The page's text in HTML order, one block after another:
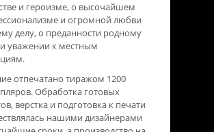
и героизме, о высочайшем
и огромной любви
делу, о преданности родному
уважении к местным
отпечатано тиражом 1200
Обработка готовых
верстка и подготовка к печати
нашими дизайнерами